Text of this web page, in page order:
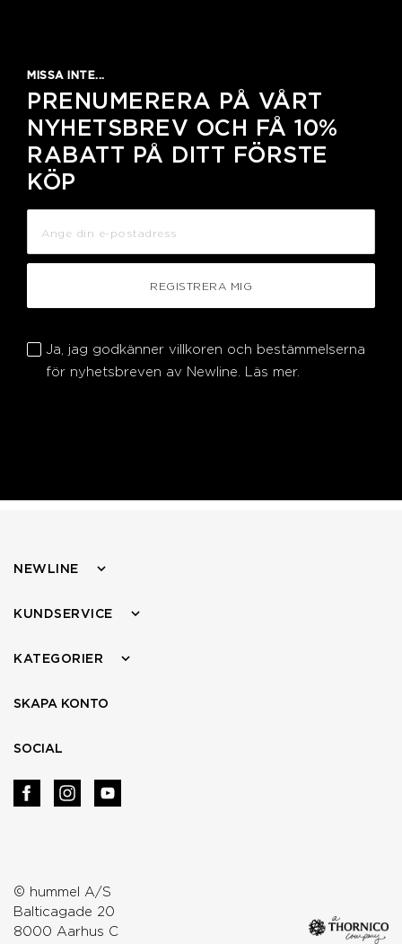
MISSA INTE...
PRENUMERERA PÅ VÅRT
NYHETSBREV OCH FÅ 10%
RABATT PÅ DITT FÖRSTE
KÖP
REGISTRERA MIG
Ja, jag godkänner villkoren och bestämmelserna
för nyhetsbreven av Newline. Läs mer.
© hummel A/S
Balticagade 20
8000 Aarhus C
NEWLINE
KUNDSERVICE
KATEGORIER
SKAPA KONTO
SOCIAL